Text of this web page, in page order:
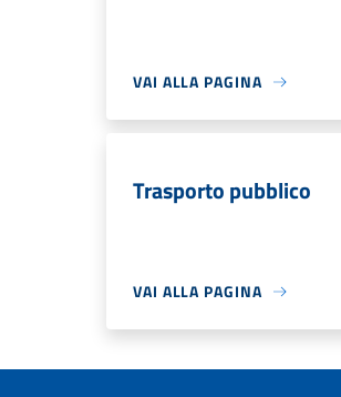
VAI ALLA PAGINA
Trasporto pubblico
VAI ALLA PAGINA